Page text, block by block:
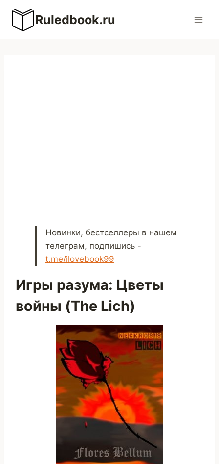
Перейти
содержимому
Ruledbook.ru
Новинки, бестселлеры в нашем
телеграм, подпишись -
t.me/ilovebook99
Игры разума: Цветы
войны (The Lich)